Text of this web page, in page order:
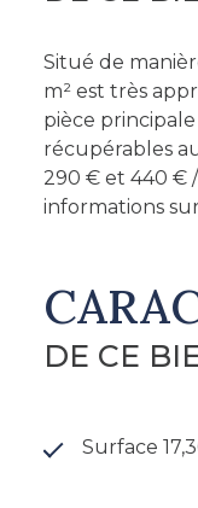
Situé de
m² est très
pièce
récupérables
290 € et 440 €
informations
DE CE
Surface